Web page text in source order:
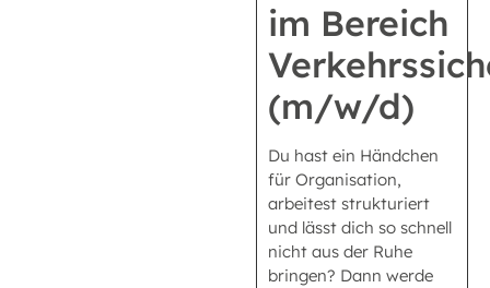
im Bereich
(m/w/d)
Du hast ein Händchen
für Organisation,
arbeitest strukturiert
und lässt dich so schnell
nicht aus der Ruhe
bringen? Dann werde